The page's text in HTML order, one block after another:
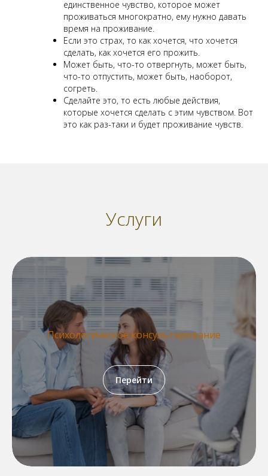
единственное чувство, которое может
проживаться многократно, ему нужно давать
время на проживание.
Если это страх, то как хочется, что хочется
сделать, как хочется его прожить.
Может быть, что-то отвергнуть, может быть,
что-то отпустить, может быть, наоборот,
согреть.
Сделайте это, то есть любые действия,
которые хочется сделать с этим чувством. Вот
это как раз-таки и будет проживание чувств.
Услуги
Психологическое консультирование
Перейти